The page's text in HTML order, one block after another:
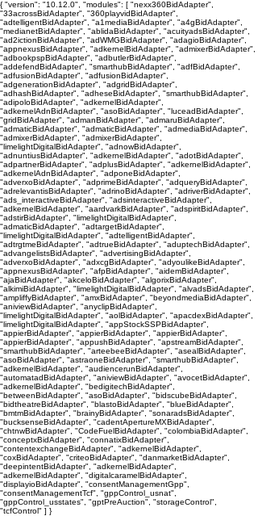
{ "version": "10.12.0", "modules": [ "nexx360BidAdapter",
"33acrossBidAdapter", "360playvidBidAdapter",
"adtelligentBidAdapter", "a1mediaBidAdapter", "a4gBidAdapter",
"medianetBidAdapter", "ablidaBidAdapter", "acuityadsBidAdapter",
"ad2ictionBidAdapter", "adWMGBidAdapter", "adagioBidAdapter",
"appnexusBidAdapter", "adkernelBidAdapter", "admixerBidAdapter",
"adbookpspBidAdapter", "adbutlerBidAdapter",
"addefendBidAdapter", "smarthubBidAdapter", "adfBidAdapter",
"adfusionBidAdapter", "adfusionBidAdapter",
"adgenerationBidAdapter", "adgridBidAdapter",
"adhashBidAdapter", "adheseBidAdapter", "smarthubBidAdapter",
"adipoloBidAdapter", "adkernelBidAdapter",
"adkernelAdnBidAdapter", "asoBidAdapter", "luceadBidAdapter",
"gridBidAdapter", "admanBidAdapter", "admaruBidAdapter",
"admaticBidAdapter", "admaticBidAdapter", "admediaBidAdapter",
"admixerBidAdapter", "admixerBidAdapter",
"limelightDigitalBidAdapter", "adnowBidAdapter",
"adnuntiusBidAdapter", "adkernelBidAdapter", "adotBidAdapter",
"adpartnerBidAdapter", "adplusBidAdapter", "adkernelBidAdapter",
"adkernelAdnBidAdapter", "adponeBidAdapter",
"adverxoBidAdapter", "adprimeBidAdapter", "adqueryBidAdapter",
"adrelevantisBidAdapter", "adrinoBidAdapter", "adriverBidAdapter",
"ads_interactiveBidAdapter", "adsinteractiveBidAdapter",
"adkernelBidAdapter", "aardvarkBidAdapter", "adspiritBidAdapter",
"adstirBidAdapter", "limelightDigitalBidAdapter",
"admaticBidAdapter", "adtargetBidAdapter",
"limelightDigitalBidAdapter", "adtelligentBidAdapter",
"adtrgtmeBidAdapter", "adtrueBidAdapter", "aduptechBidAdapter",
"advangelistsBidAdapter", "advertisingBidAdapter",
"adverxoBidAdapter", "adxcgBidAdapter", "adyoulikeBidAdapter",
"appnexusBidAdapter", "afpBidAdapter", "aidemBidAdapter",
"ajaBidAdapter", "akceloBidAdapter", "algorixBidAdapter",
"alkimiBidAdapter", "limelightDigitalBidAdapter", "alvadsBidAdapter",
"ampliffyBidAdapter", "amxBidAdapter", "beyondmediaBidAdapter",
"aniviewBidAdapter", "anyclipBidAdapter",
"limelightDigitalBidAdapter", "aolBidAdapter", "apacdexBidAdapter",
"limelightDigitalBidAdapter", "appStockSSPBidAdapter",
"appierBidAdapter", "appierBidAdapter", "appierBidAdapter",
"appierBidAdapter", "appushBidAdapter", "apstreamBidAdapter",
"smarthubBidAdapter", "arteebeeBidAdapter", "asealBidAdapter",
"asoBidAdapter", "astraoneBidAdapter", "smarthubBidAdapter",
"adkernelBidAdapter", "audiencerunBidAdapter",
"automatadBidAdapter", "aniviewBidAdapter", "avocetBidAdapter",
"adkernelBidAdapter", "bedigitechBidAdapter",
"betweenBidAdapter", "asoBidAdapter", "bidscubeBidAdapter",
"bidtheatreBidAdapter", "blastoBidAdapter", "blueBidAdapter",
"bmtmBidAdapter", "brainyBidAdapter", "sonaradsBidAdapter",
"bucksenseBidAdapter", "cadentApertureMXBidAdapter",
"chtnwBidAdapter", "CodeFuelBidAdapter", "colombiaBidAdapter",
"conceptxBidAdapter", "connatixBidAdapter",
"contentexchangeBidAdapter", "adkernelBidAdapter",
"coxBidAdapter", "criteoBidAdapter", "danmarketBidAdapter",
"deepintentBidAdapter", "adkernelBidAdapter",
"adkernelBidAdapter", "digitalcaramelBidAdapter",
"displayioBidAdapter", "consentManagementGpp",
"consentManagementTcf", "gppControl_usnat",
"gppControl_usstates", "gptPreAuction", "storageControl",
"tcfControl" ] }